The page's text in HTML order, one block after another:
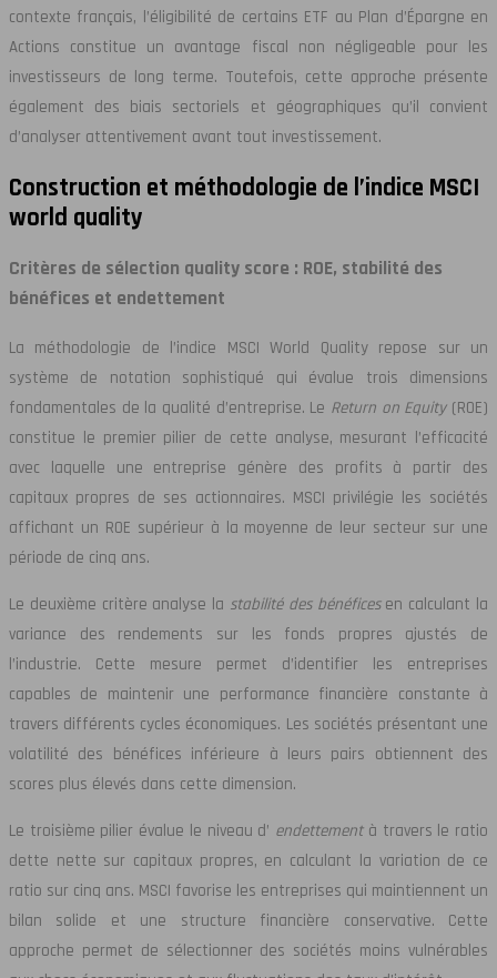
contexte français, l’éligibilité de certains ETF au Plan d’Épargne en
Actions constitue un avantage fiscal non négligeable pour les
investisseurs de long terme. Toutefois, cette approche présente
également des biais sectoriels et géographiques qu’il convient
d’analyser attentivement avant tout investissement.
Construction et méthodologie de l’indice MSCI
world quality
Critères de sélection quality score : ROE, stabilité des
bénéfices et endettement
La méthodologie de l’indice MSCI World Quality repose sur un
système de notation sophistiqué qui évalue trois dimensions
fondamentales de la qualité d’entreprise. Le Return on Equity (ROE)
constitue le premier pilier de cette analyse, mesurant l’efficacité
avec laquelle une entreprise génère des profits à partir des
capitaux propres de ses actionnaires. MSCI privilégie les sociétés
affichant un ROE supérieur à la moyenne de leur secteur sur une
période de cinq ans.
Le deuxième critère analyse la stabilité des bénéfices en calculant la
variance des rendements sur les fonds propres ajustés de
l’industrie. Cette mesure permet d’identifier les entreprises
capables de maintenir une performance financière constante à
travers différents cycles économiques. Les sociétés présentant une
volatilité des bénéfices inférieure à leurs pairs obtiennent des
scores plus élevés dans cette dimension.
Le troisième pilier évalue le niveau d’ endettement à travers le ratio
dette nette sur capitaux propres, en calculant la variation de ce
ratio sur cinq ans. MSCI favorise les entreprises qui maintiennent un
bilan solide et une structure financière conservative. Cette
approche permet de sélectionner des sociétés moins vulnérables